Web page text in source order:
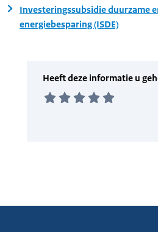
Investeringssubsidie duurzame
energiebesparing (ISDE)